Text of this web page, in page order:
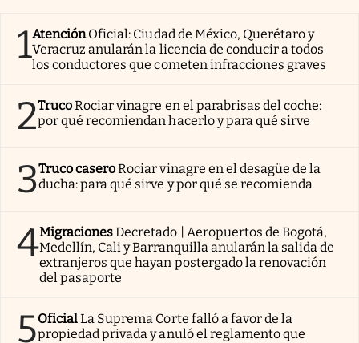
1AtenciónOficial: Ciudad de México, Querétaro y
Veracruz anularán la licencia de conducir a todos
los conductores que cometen infracciones graves
2TrucoRociar vinagre en el parabrisas del coche:
por qué recomiendan hacerlo y para qué sirve
3Truco caseroRociar vinagre en el desagüe de la
ducha: para qué sirve y por qué se recomienda
4MigracionesDecretado | Aeropuertos de Bogotá,
Medellín, Cali y Barranquilla anularán la salida de
extranjeros que hayan postergado la renovación
del pasaporte
5OficialLa Suprema Corte falló a favor de la
propiedad privada y anuló el reglamento que